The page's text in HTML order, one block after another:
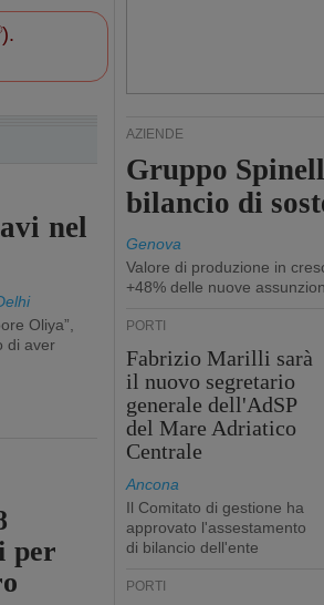
).
nel
Oliya”,
di aver
per
AZIENDE
Gruppo
bilancio di
Genova
Valore di produzione in
+48% delle nuove
PORTI
Fabrizio Marilli sarà
il nuovo segretario
generale dell'AdSP
del Mare Adriatico
Centrale
Ancona
Il Comitato di gestione ha
approvato l'assestamento
di bilancio dell'ente
PORTI